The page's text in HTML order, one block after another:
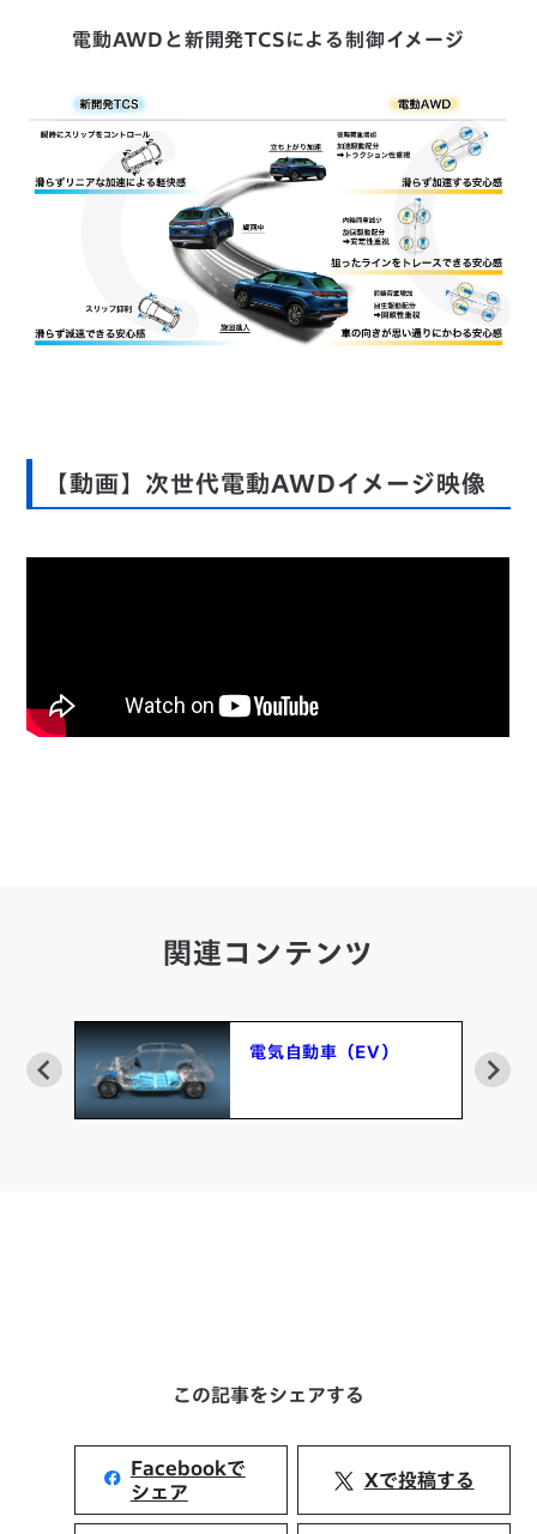
電動AWDと新開発TCSによる制御イメージ
【動画】次世代電動AWDイメージ映像
関連コンテンツ
電動二輪車
この記事をシェアする
Facebookで
シェア
Xで投稿する